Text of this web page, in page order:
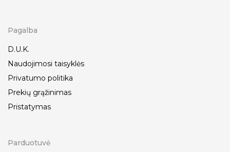
Pagalba
D.U.K.
Naudojimosi taisyklės
Privatumo politika
Prekių grąžinimas
Pristatymas
Parduotuvė